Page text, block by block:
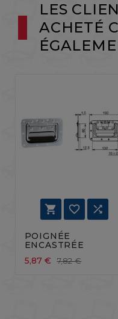
LES
ACHETÉ
  
POIGNÉE
ENCASTRÉE
5,87 €
7,82 €